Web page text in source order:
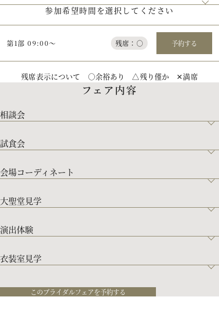
【見学当日の申込がお得】事前にご家族と結婚式の希望日程を相談
のうえでお越しいただくのがオススメです！
参加希望時間を選択してください
第1部 09:00～ 残席：○ 予約する
残席表示について ○余裕あり △残り僅か ✕満席
フェア内容
相談会
試食会
会場コーディネート
大聖堂見学
演出体験
衣装室見学
このブライダルフェアを予約する